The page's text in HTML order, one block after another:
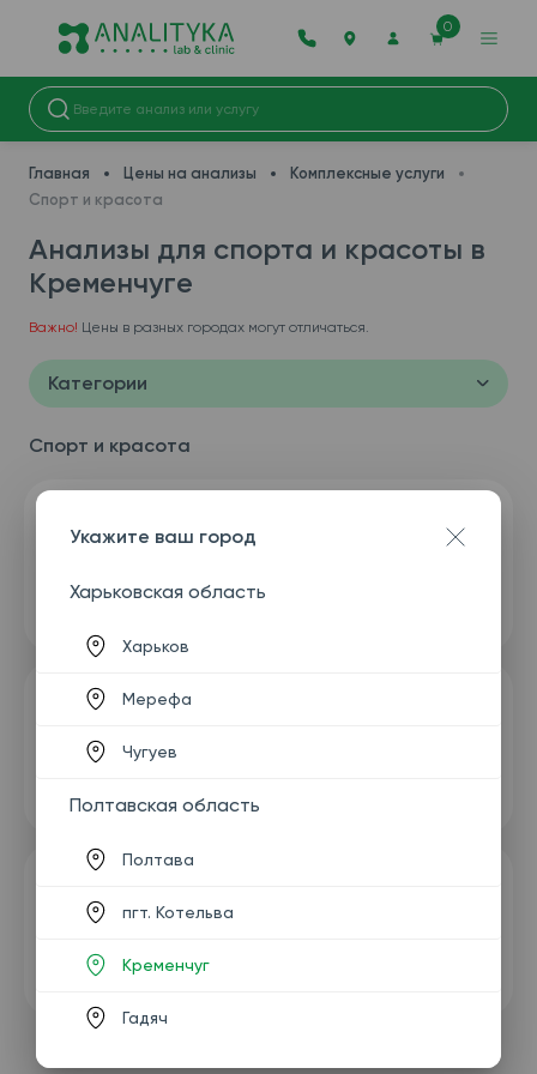
0
Главная Цены на анализы
Комплексные услуги
Спорт и красота
Анализы для спорта и красоты в
Кременчуге
Важно! Цены в разных городах могут отличаться.
Категории
Спорт и красота
Укажите ваш город
Харьковская область
Харьков
Мерефа
Чугуев
Полтавская область
Полтава
пгт. Котельва
Кременчуг
Гадяч